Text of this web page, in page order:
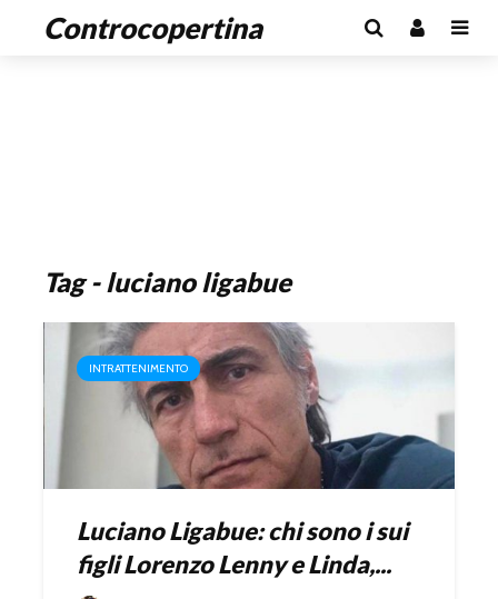
Controcopertina
Tag - luciano ligabue
INTRATTENIMENTO
Luciano Ligabue: chi sono i sui
figli Lorenzo Lenny e Linda,...